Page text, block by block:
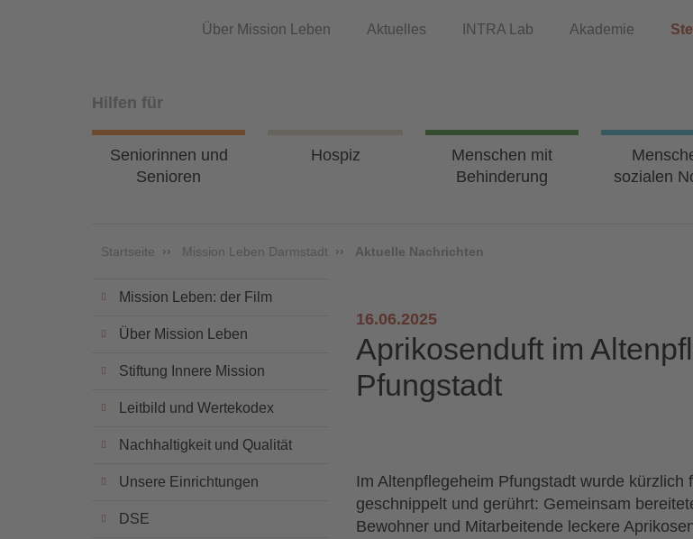
Über Mission Leben Aktuelles INTRA Lab Akademie
Hilfen für
Seniorinnen und
Senioren
Hospiz
Menschen mit
Behinderung
sozialen
Startseite Mission Leben Darmstadt Aktuelle Nachrichten
Mission Leben: der Film
Über Mission Leben
Stiftung Innere Mission
Leitbild und Wertekodex
Nachhaltigkeit und Qualität
Unsere Einrichtungen
DSE
16.06.2025
Aprikosenduft im
Pfungstadt
Im Altenpflegeheim Pfungstadt wurde kürzlich
geschnippelt und gerührt: Gemeinsam
Bewohner und Mitarbeitende leckere